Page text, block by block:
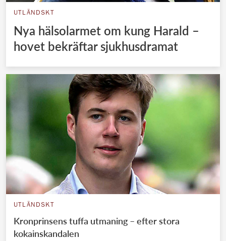
UTLÄNDSKT
Nya hälsolarmet om kung Harald –
hovet bekräftar sjukhusdramat
UTLÄNDSKT
Kronprinsens tuffa utmaning – efter stora
kokainskandalen